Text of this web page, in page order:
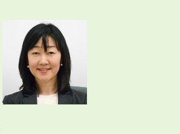
個人情報取扱規定
テレメール進学カタログ
訂正のご案内